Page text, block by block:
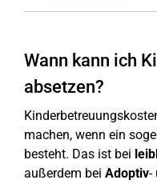
Wann kann ich
absetzen?
machen, wenn ein
besteht. Das ist bei
außerdem bei Adoptiv-